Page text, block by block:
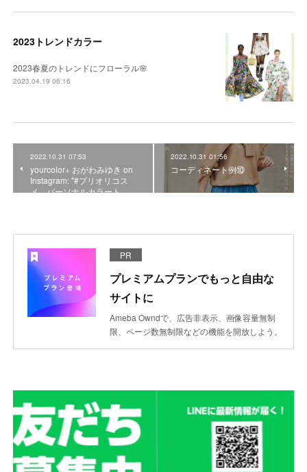
2023トレンドカラー
2023春夏のトレンドにフローラル🌸
2023.04.19 06:16
2022.10.31 07:53
yourcolor+ おがわみゆき on
Instagram: "#プリオリコス
メ パーソナルカラート…
2022.10.31 01:56
コーディネート例⑩
PR
プレミアムプランでもっと自由な
サイトに
Ameba Owndで、広告非表示、画像容量無制
限、ページ数無制限などの機能を開放しよう。